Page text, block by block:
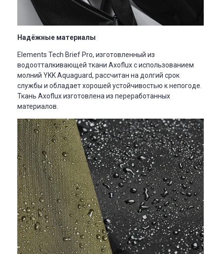
Надёжные материалы
Elements Tech Brief Pro, изготовленный из
водоотталкивающей ткани Axoflux с использованием
молний YKK Aquaguard, рассчитан на долгий срок
службы и обладает хорошей устойчивостью к непогоде.
Ткань Axoflux изготовлена из переработанных
материалов.